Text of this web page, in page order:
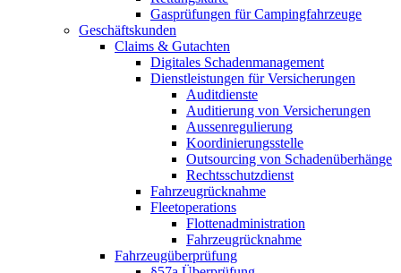
Gasprüfungen für Campingfahrzeuge
Geschäftskunden
Claims & Gutachten
Digitales Schadenmanagement
Dienstleistungen für Versicherungen
Auditdienste
Auditierung von Versicherungen
Aussenregulierung
Koordinierungsstelle
Outsourcing von Schadenüberhänge
Rechtsschutzdienst
Fahrzeugrücknahme
Fleetoperations
Flottenadministration
Fahrzeugrücknahme
Fahrzeugüberprüfung